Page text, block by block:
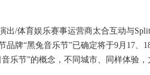
/体育娱乐赛事运营商太合互动与Split
牌“黑兔音乐节”已确定将于9月17、
乐节”的概念，不同城市、同样体验，